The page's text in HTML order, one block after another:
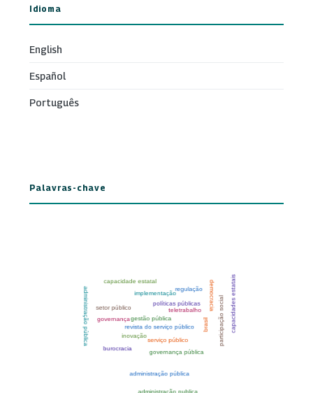
Idioma
English
Español
Português
Palavras-chave